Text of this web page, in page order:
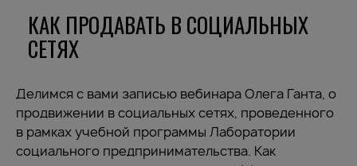
КАК ПРОДАВАТЬ В СОЦИАЛЬНЫХ
СЕТЯХ
Делимся с вами записью вебинара Олега Ганта, о
продвижении в социальных сетях, проведенного
в рамках учебной программы Лаборатории
социального предпринимательства. Как